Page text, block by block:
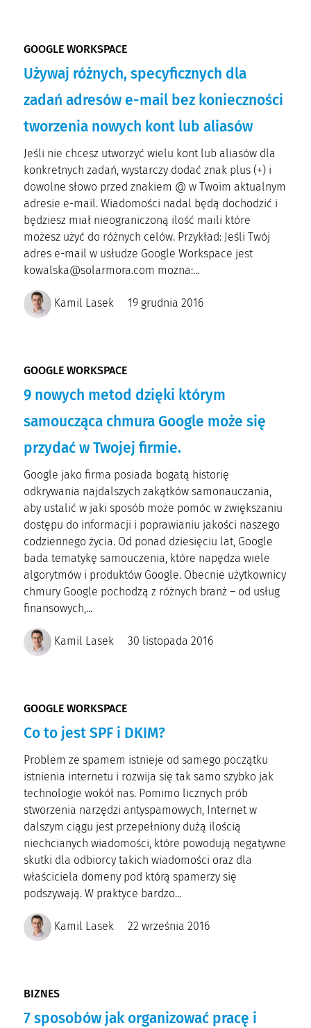
GOOGLE WORKSPACE
Używaj różnych, specyficznych dla
zadań adresów e-mail bez konieczności
tworzenia nowych kont lub aliasów
Jeśli nie chcesz utworzyć wielu kont lub aliasów dla
konkretnych zadań, wystarczy dodać znak plus (+) i
dowolne słowo przed znakiem @ w Twoim aktualnym
adresie e-mail. Wiadomości nadal będą dochodzić i
będziesz miał nieograniczoną ilość maili które
możesz użyć do różnych celów. Przykład: Jeśli Twój
adres e-mail w usłudze Google Workspace jest
kowalska@solarmora.com można:...
Kamil Lasek 19 grudnia 2016
GOOGLE WORKSPACE
9 nowych metod dzięki którym
samoucząca chmura Google może się
przydać w Twojej firmie.
Google jako firma posiada bogatą historię
odkrywania najdalszych zakątków samonauczania,
aby ustalić w jaki sposób może pomóc w zwiększaniu
dostępu do informacji i poprawianiu jakości naszego
codziennego życia. Od ponad dziesięciu lat, Google
bada tematykę samouczenia, które napędza wiele
algorytmów i produktów Google. Obecnie użytkownicy
chmury Google pochodzą z różnych branż – od usług
finansowych,...
Kamil Lasek 30 listopada 2016
GOOGLE WORKSPACE
Co to jest SPF i DKIM?
Problem ze spamem istnieje od samego początku
istnienia internetu i rozwija się tak samo szybko jak
technologie wokół nas. Pomimo licznych prób
stworzenia narzędzi antyspamowych, Internet w
dalszym ciągu jest przepełniony dużą ilością
niechcianych wiadomości, które powodują negatywne
skutki dla odbiorcy takich wiadomości oraz dla
właściciela domeny pod którą spamerzy się
podszywają. W praktyce bardzo...
Kamil Lasek 22 września 2016
BIZNES
7 sposobów jak organizować pracę i